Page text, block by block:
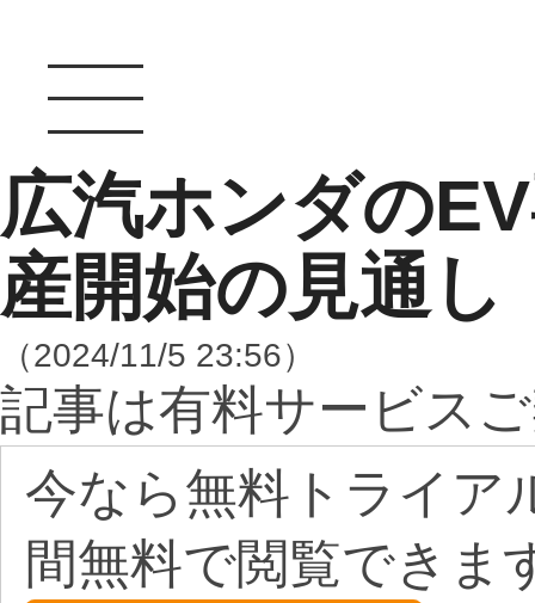
広汽ホンダの
産開始の見通し
（2024/11/5 23:56）
記事は有料サービス
今なら無料トライア
間無料で閲覧できま